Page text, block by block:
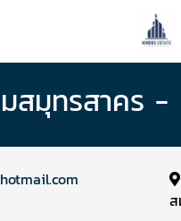
มสมุทรสาคร